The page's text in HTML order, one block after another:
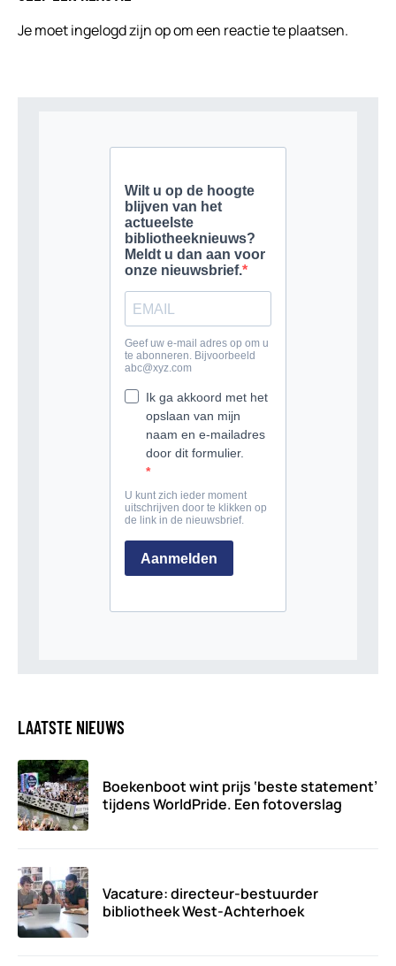
Je moetingelogd zijn opom een reactie te plaatsen.
LAATSTE NIEUWS
Boekenboot wint prijs ‘beste statement’
tijdens WorldPride. Een fotoverslag
Vacature: directeur-bestuurder
bibliotheek West-Achterhoek